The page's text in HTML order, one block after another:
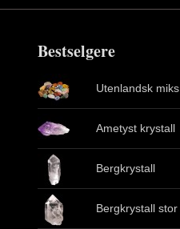
Bestselgere
Utenlandsk miks
Ametyst krystall
Bergkrystall
Bergkrystall stor